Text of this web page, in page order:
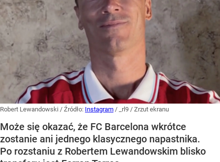
Robert Lewandowski / Źródło: Instagram / _rl9 / Zrzut ekranu
Może się okazać, że FC Barcelona wkrótce
zostanie ani jednego klasycznego napastnika.
Po rozstaniu z Robertem Lewandowskim blisko